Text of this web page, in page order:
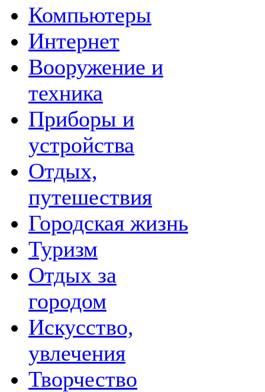
Компьютеры
Интернет
Вооружение и
техника
Приборы и
устройства
Отдых,
путешествия
Городская жизнь
Туризм
Отдых за
городом
Искусство,
увлечения
Творчество